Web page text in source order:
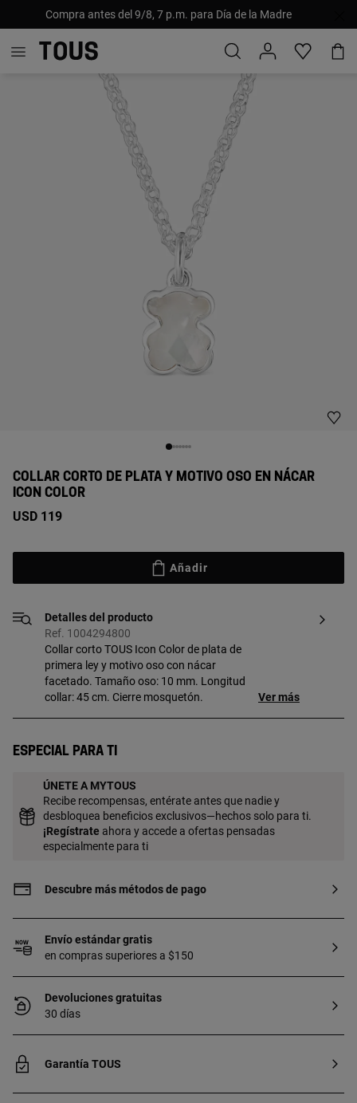
Compra antes del 9/8, 7 p.m. para Día de la Madre
COLLAR CORTO DE PLATA Y MOTIVO OSO EN NÁCAR
ICON COLOR
USD 119
Añadir
Detalles del producto
Ref. 1004294800
Collar corto TOUS Icon Color de plata de
primera ley y motivo oso con nácar
facetado. Tamaño oso: 10 mm. Longitud
collar: 45 cm. Cierre mosquetón.
Ver más
Especial para ti
ÚNETE A MYTOUS
Recibe recompensas, entérate antes que nadie y
desbloquea beneficios exclusivos—hechos solo para ti.
¡Regístrate ahora y accede a ofertas pensadas
especialmente para ti
Descubre más métodos de pago
Envío estándar gratis
en compras superiores a $150
Devoluciones gratuitas
30 días
Garantía TOUS